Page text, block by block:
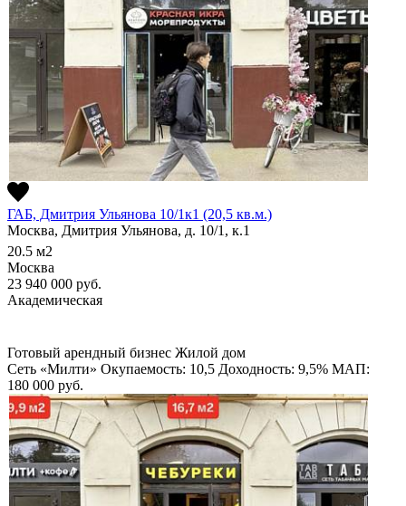
ГАБ, Дмитрия Ульянова 10/1к1 (20,5 кв.м.)
Москва, Дмитрия Ульянова, д. 10/1, к.1
20.5 м2
Москва
23 940 000 руб.
Академическая
Готовый арендный бизнес Жилой дом
Сеть «Милти» Окупаемость: 10,5 Доходность: 9,5% МАП:
180 000 руб.